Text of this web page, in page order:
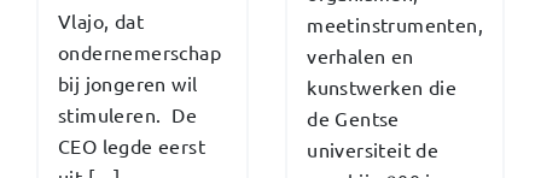
Vlajo, dat
ondernemerschap
bij jongeren wil
stimuleren. De
CEO legde eerst
meetinstrumenten,
verhalen en
kunstwerken die
de Gentse
universiteit de